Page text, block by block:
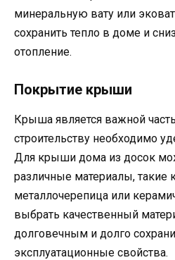
минеральную вату или
сохранить тепло в доме и
отопление.
Покрытие крыши
Крыша является важной
строительству необходимо
Для крыши дома из досок
различные материалы, такие
металлочерепица или
выбрать качественный
долговечным и долго
эксплуатационные свойства.